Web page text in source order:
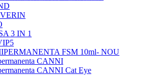
3 IN 1
FSM 10ml- NOU
CANNI
CANNI Cat Eye